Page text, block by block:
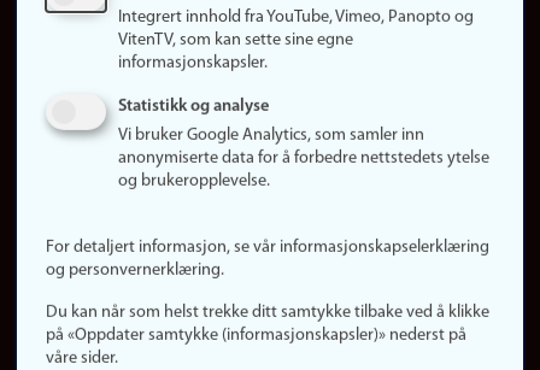
Om nettstedet
Informasjonskapsler
Personvern
Logg inn
Integrert innhold fra YouTube, Vimeo, Panopto og
VitenTV, som kan sette sine egne
informasjonskapsler.
Statistikk og analyse
Vi bruker Google Analytics, som samler inn
anonymiserte data for å forbedre nettstedets ytelse
og brukeropplevelse.
For detaljert informasjon, se vår informasjonskapselerklæring
og personvernerklæring.
Du kan når som helst trekke ditt samtykke tilbake ved å klikke
på «Oppdater samtykke (informasjonskapsler)» nederst på
våre sider.